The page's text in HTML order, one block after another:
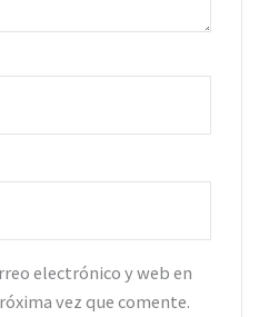
electrónico y web en
vez que comente.